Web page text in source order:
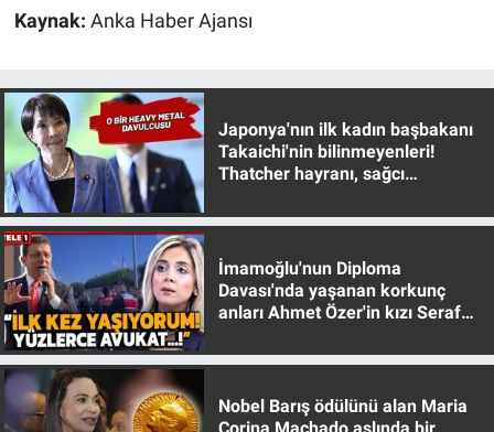
Kaynak: Anka Haber Ajansı
Japonya'nın ilk kadın başbakanı
Takaichi'nin bilinmeyenleri!
Thatcher hayranı, sağcı
İmamoğlu'nun Diploma
Davası'nda yaşanan korkunç
anları Ahmet Özer'in kızı Seraf
Nobel Barış ödülünü alan Maria